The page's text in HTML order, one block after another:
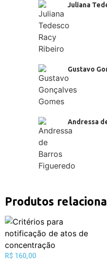
Juliana
Gustavo
Andressa
Produtos
R$ 160,00